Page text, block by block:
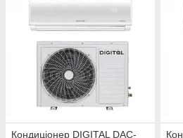
Кондиціонер DIGITAL DAC-